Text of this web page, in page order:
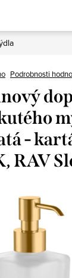
Podrobnosti
-
RAV